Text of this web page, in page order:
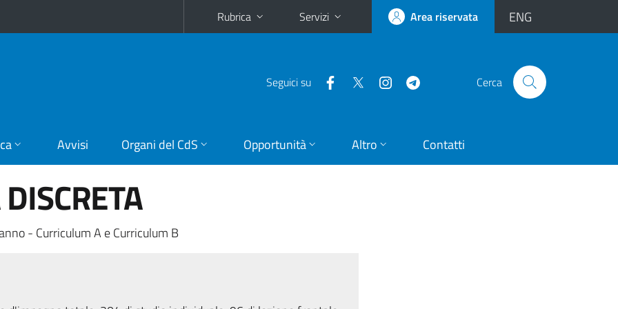
Rubrica Servizi Area riservata ENG
Seguici su Cerca
Avvisi Organi del CdS Opportunità Altro Contatti
- Curriculum A e Curriculum B